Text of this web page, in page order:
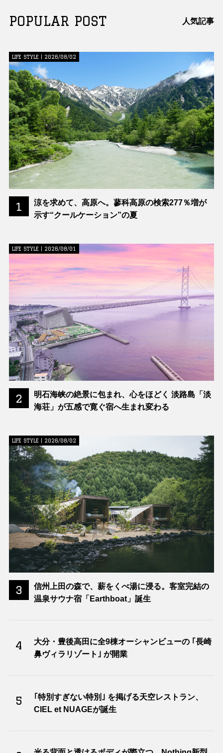
POPULAR POST 人気記事
1
LIFE STYLE | 2026/08/02
涼を求めて、高原へ。蓼科高原の検索277％増が
示す“クールケーション”の夏
2
LIFE STYLE | 2026/08/01
明石海峡の絶景に包まれ、心をほどく 淡路島「淡
海荘」が五感で寛ぐ宿へ生まれ変わる
3
LIFE STYLE | 2026/08/02
信州上田の森で、薪をくべ湯に浸る。客室完結の
温泉サウナ宿「Earthboat」誕生
4
大分・豊後高田に全9棟オーシャンビューの ｢長崎
鼻ヴィラリゾート｣ が開業
5
｢特別すぎない特別｣ を掲げる天空レストラン、
CIEL et NUAGEが誕生